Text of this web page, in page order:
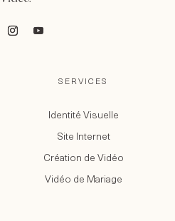
SERVICES
Identité Visuelle
Site Internet
Création de Vidéo
Vidéo de Mariage